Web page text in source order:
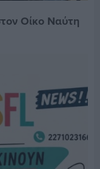
Οίκο Ναύτη